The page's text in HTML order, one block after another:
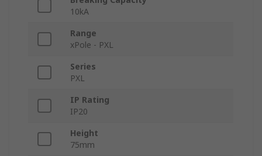
10kA
Range
xPole - PXL
Series
PXL
IP Rating
IP20
Height
75mm